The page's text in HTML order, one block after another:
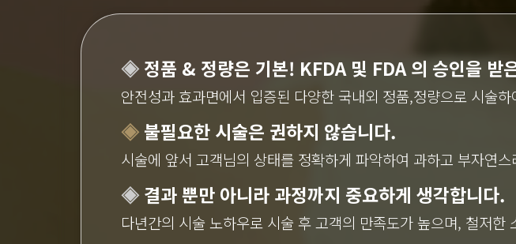
◈ 정품 & 정량은 기본! KFDA 및 FDA 의 승인을 받
안전성과 효과면에서 입증된 다양한 국내외 정품,정량으로 시술
◈ 불필요한 시술은 권하지 않습니다.
시술에 앞서 고객님의 상태를 정확하게 파악하여 과하고 부자연
◈ 결과 뿐만 아니라 과정까지 중요하게 생각합니다.
다년간의 시술 노하우로 시술 후 고객의 만족도가 높으며, 철저